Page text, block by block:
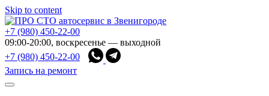
Skip to content
+7 (980) 450-22-00
09:00-20:00, воскресенье — выходной
+7 (980) 450-22-00
Запись на ремонт